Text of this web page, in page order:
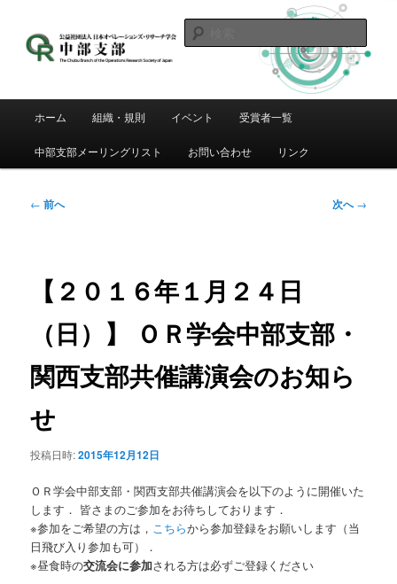
テ
索
メ
ホーム 組織・規則 イベント 受賞者一覧
中部支部メーリングリスト お問い合わせ リンク
投
← 前へ 次へ→
【２０１６年１月２４日
（日）】 ＯＲ学会中部支部・
関西支部共催講演会のお知ら
せ
投稿日時:2015年12月12日
ＯＲ学会中部支部・関西支部共催講演会を以下のように開催いた
します． 皆さまのご参加をお待ちしております．
※参加をご希望の方は， こちらから参加登録をお願いします（当
日飛び入り参加も可）．
※昼食時の交流会に参加される方は必ずご登録ください